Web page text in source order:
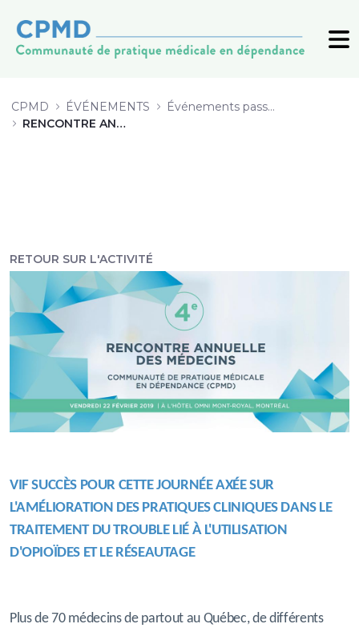
CPMD ÉVÉNEMENTS
Événements passés (archive)
RENCONTRE ANNUELLE 2019
RETOUR SUR L'ACTIVITÉ
VIF SUCCÈS POUR CETTE JOURNÉE AXÉE SUR
L'AMÉLIORATION DES PRATIQUESCLINIQUESDANS LE
TRAITEMENT DU TROUBLE LIÉ À L'UTILISATION
D'OPIOÏDES ET LE RÉSEAUTAGE
Plus de 70 médecins de partout au Québec, de différents